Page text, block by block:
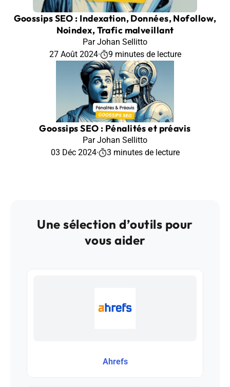
Goossips SEO : Indexation, Données, Nofollow,
Noindex, Trafic malveillant
Par Johan Sellitto
27 Août 2024· 9 minutes de lecture
Goossips SEO : Pénalités et préavis
Par Johan Sellitto
03 Déc 2024· 3 minutes de lecture
Une sélection d’outils pour
vous aider
Ahrefs